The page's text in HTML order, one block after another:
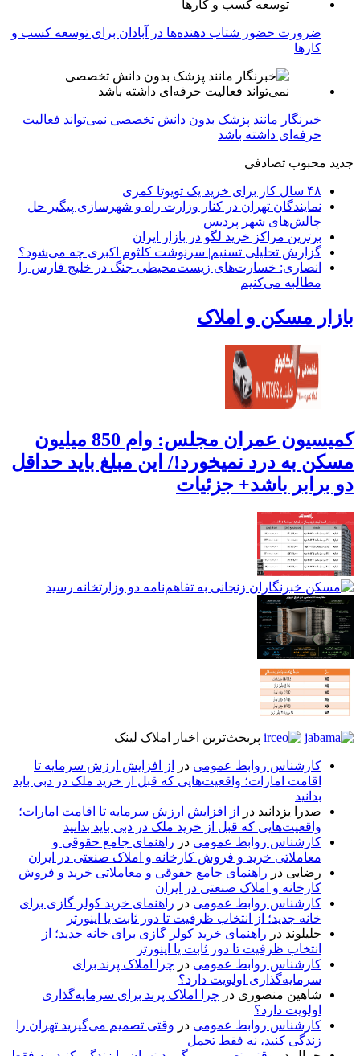
ضرورت حضور شتاب ‌دهنده‌ها در آبادان برای توسعه کسب‌ و
کارها
خبرنگار مانند پزشک بدون دانش تخصصی نمی‌تواند فعالیت
حرفه‌ای داشته باشد
جدید محبوب تصادفی
۴۸ سال کار برای خرید یک تویوتا کمری
نمایندگان تهران در کنار وزارت راه و شهرسازی پیگیر حل
چالش‌های شهر پردیس
برترین مراکز خرید لگو در بازار ایران
گزارش تحلیلی تسنیم| سرنوشت کلثوم اکبری چه می‌شود؟
انصاری: خسارت‌های زیست‌محیطی جنگ در خلیج فارس را
مطالبه‌ می‌کنیم
بازار مسکن و املاک
کمیسیون عمران مجلس: وام 850 میلیون
مسکن به درد نمیخورد!/ این مبلغ باید حداقل
دو برابر باشد+ جزئیات
پربحث‌ترین اخبار املاک لینک
کارشناس روابط عمومی در
از افزایش ارزش سرمایه تا
اقامت امارات؛ واقعیت‌هایی که قبل از خرید ملک در دبی باید
بدانید
صدرا یزدانبد در
از افزایش ارزش سرمایه تا اقامت امارات؛
واقعیت‌هایی که قبل از خرید ملک در دبی باید بدانید
کارشناس روابط عمومی در راهنمای جامع حقوقی و
معاملاتی خرید و فروش کارخانه و املاک صنعتی در ایران
رضایی در راهنمای جامع حقوقی و معاملاتی خرید و فروش
کارخانه و املاک صنعتی در ایران
کارشناس روابط عمومی در راهنمای خرید کولر گازی برای
خانه جدید؛ از انتخاب ظرفیت تا دور ثابت یا اینورتر
جلیلوند در راهنمای خرید کولر گازی برای خانه جدید؛ از
انتخاب ظرفیت تا دور ثابت یا اینورتر
کارشناس روابط عمومی در چرا املاک پرند برای
سرمایه‌گذاری اولویت دارد؟
شاهین منصوری در چرا املاک پرند برای سرمایه‌گذاری
اولویت دارد؟
کارشناس روابط عمومی در وقتی تصمیم می‌گیرید تهران را
زندگی کنید، نه فقط تحمل